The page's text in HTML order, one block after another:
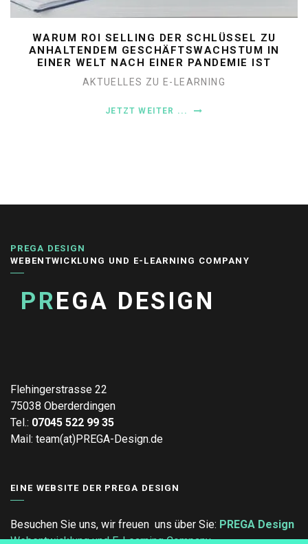
WARUM ROI SELLING DER SCHLÜSSEL ZU
ANHALTENDEM GESCHÄFTSWACHSTUM IN
EINER WELT NACH EINER PANDEMIE IST
AKTUELLES ZU E-LEARNING
JETZT WEITER ...
PREGA DESIGN
WEBENTWICKLUNG UND E-LEARNING COMPANY
PREGA DESIGN
Flehingerstrasse 22
75038 Oberderdingen
Tel.: 07045 522 99 35
Mail: team(at)PREGA-Design.de
EINE WEBSITE DER PREGA DESIGN
Besuchen Sie uns, wir freuen uns über Sie: PREGA Design
Webentwicklung und E-Learning Company